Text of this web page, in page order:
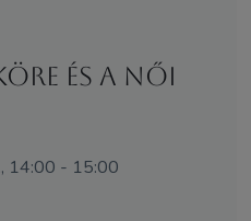
és a női
14:00 - 15:00